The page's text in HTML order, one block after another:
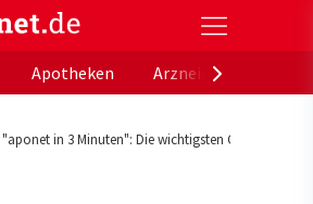
offizielle Gesundheitsportal der
Apotheken
in 3 Minuten": Die wichtigsten Gesundheits-